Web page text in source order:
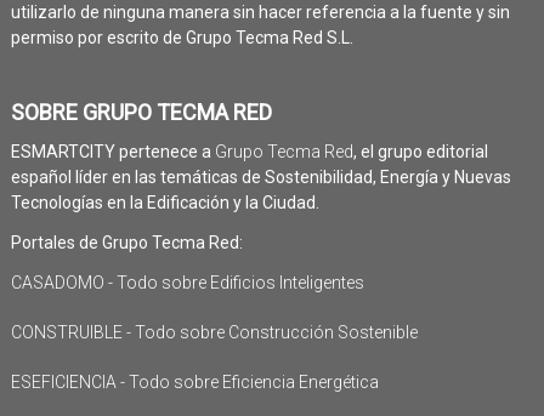
utilizarlo de ninguna manera sin hacer referencia a la fuente y sin
permiso por escrito de Grupo Tecma Red S.L.
SOBRE GRUPO TECMA RED
ESMARTCITY pertenece a Grupo Tecma Red, el grupo editorial
español líder en las temáticas de Sostenibilidad, Energía y Nuevas
Tecnologías en la Edificación y la Ciudad.
Portales de Grupo Tecma Red:
CASADOMO - Todo sobre Edificios Inteligentes
CONSTRUIBLE - Todo sobre Construcción Sostenible
ESEFICIENCIA - Todo sobre Eficiencia Energética